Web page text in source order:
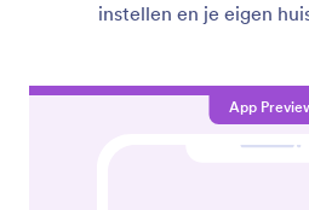
instellen en je eigen